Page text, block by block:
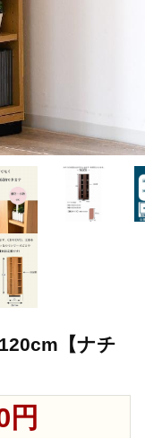
【ナチ
円